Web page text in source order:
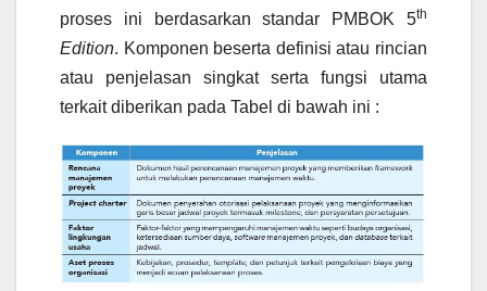
proses ini berdasarkan standar PMBOK 5th
Edition. Komponen beserta definisi atau rincian
atau penjelasan singkat serta fungsi utama
terkait diberikan pada Tabel di bawah ini :